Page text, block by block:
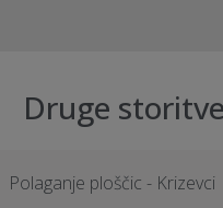
Druge
Polaganje ploščic - Krizevci